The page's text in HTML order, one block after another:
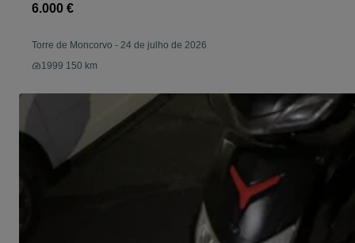
6.000 €
Torre de Moncorvo - 24 de julho de 2026
1999 150 km